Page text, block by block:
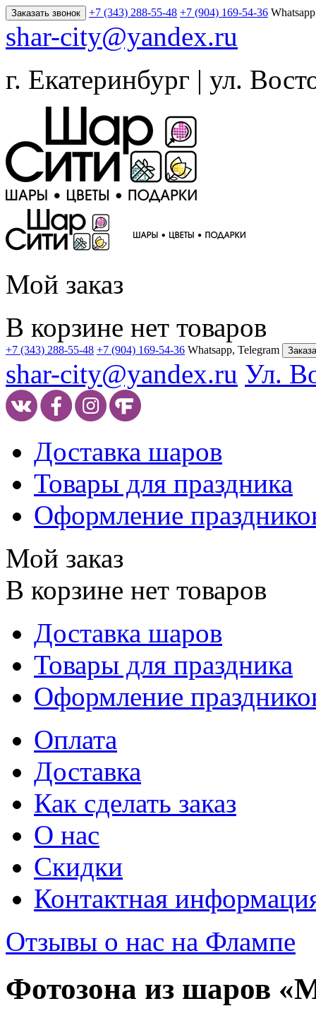
Заказать звонок +7 (343) 288-55-48 +7 (904) 169-54-36
shar-city@yandex.ru
г. Екатеринбург | ул.
Мой заказ
В корзине нет товаров
+7 (343) 288-55-48 +7 (904) 169-54-36 Whatsapp, Telegram
shar-city@yandex.ru Ул.
Доставка шаров
Товары для праздника
Оформление
Мой заказ
В корзине нет товаров
Доставка шаров
Товары для праздника
Оформление
Оплата
Доставка
Как сделать заказ
О нас
Скидки
Контактная
Отзывы о нас на Флампе
Фотозона из шаров